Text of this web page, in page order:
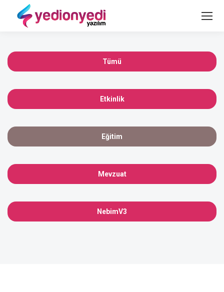
Tümü
Etkinlik
Eğitim
Mevzuat
NebimV3